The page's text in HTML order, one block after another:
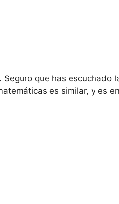
que has escuchado
es similar, y es